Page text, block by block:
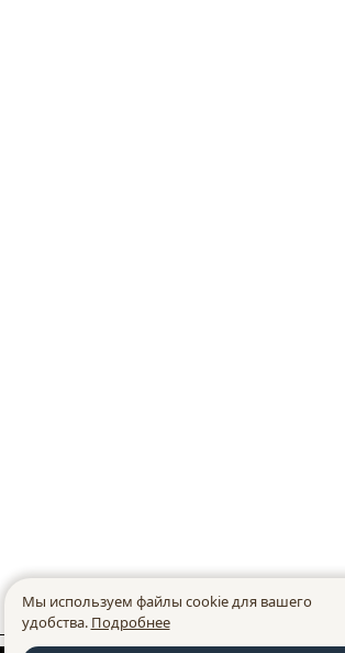
Мы используем файлы cookie для вашего
удобства. Подробнее